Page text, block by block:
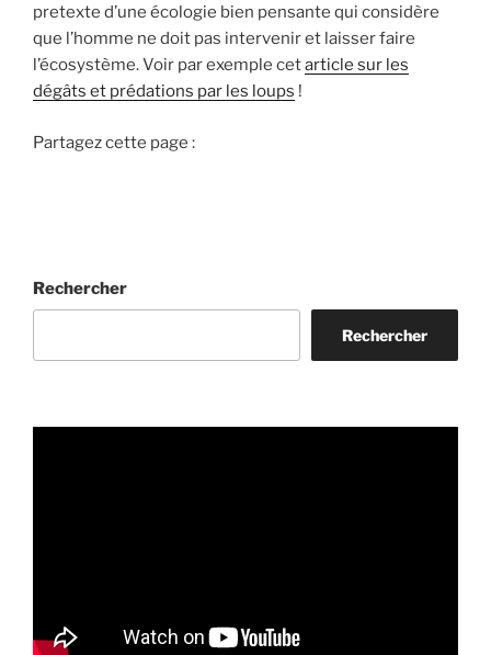
pretexte d’une écologie bien pensante qui considère
que l’homme ne doit pas intervenir et laisser faire
l’écosystème. Voir par exemple cetarticle sur les
dégâts et prédations par les loups !
Partagez cette page :
Rechercher
Rechercher